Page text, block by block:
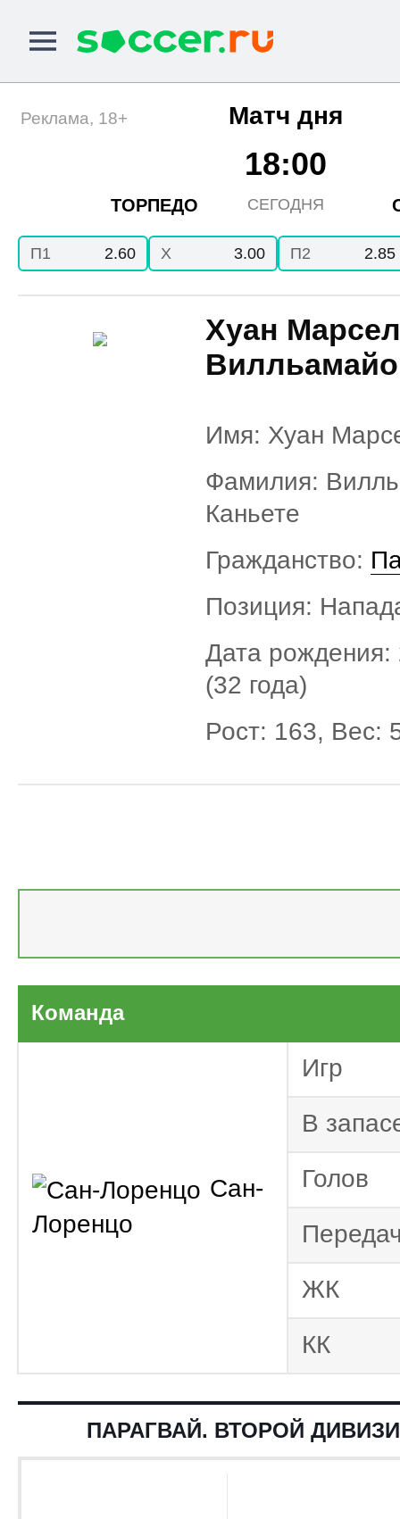
Матч дня
ТОРПЕДО
18:00
СЕГОДНЯ
Реклама, 18+
П1 2.60 X 3.00 П2 2.85
Хуан
Имя: Хуан
Фамилия:
Каньете
Гражданство:
Позиция:
Дата рождения:
(32 года)
Рост: 163, Вес:
Команда
Сан-
Лоренцо
Игр
В
Голов
ЖК
КК
ПАРАГВАЙ. ВТОРОЙ